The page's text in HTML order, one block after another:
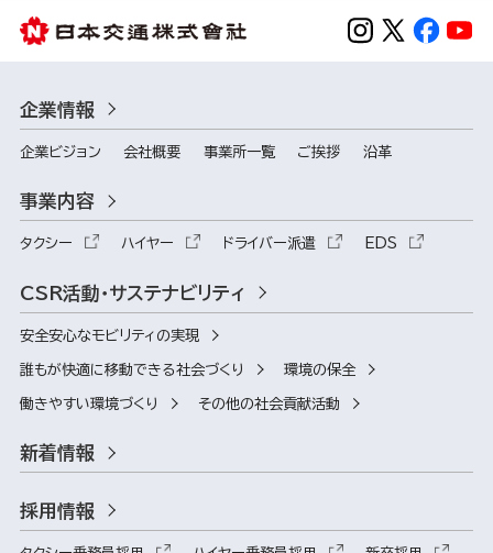
企業情報
企業ビジョン 会社概要 事業所一覧 ご挨拶 沿革
事業内容
タクシー ハイヤー ドライバー派遣 EDS
CSR活動・サステナビリティ
安全安心なモビリティの実現
誰もが快適に移動できる社会づくり 環境の保全
働きやすい環境づくり その他の社会貢献活動
新着情報
採用情報